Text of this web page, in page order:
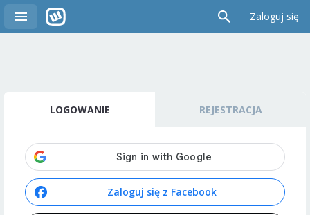
Zaloguj się
LOGOWANIE REJESTRACJA
Zaloguj się z Facebook